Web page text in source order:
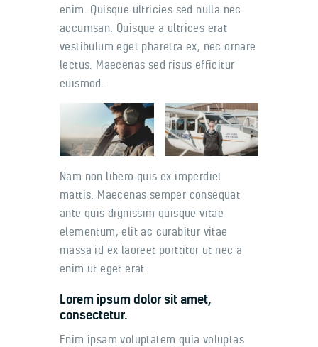
enim. Quisque ultricies sed nulla nec
accumsan. Quisque a ultrices erat
vestibulum eget pharetra ex, nec ornare
lectus. Maecenas sed risus efficitur
euismod.
Nam non libero quis ex imperdiet
mattis. Maecenas semper consequat
ante quis dignissim quisque vitae
elementum, elit ac curabitur vitae
massa id ex laoreet porttitor ut nec a
enim ut eget erat.
Lorem ipsum dolor sit amet,
consectetur.
Enim ipsam voluptatem quia voluptas